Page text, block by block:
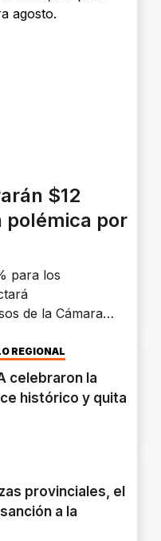
$12
polémica por
para los
de la Cámara
REGIONAL
celebraron la
histórico y quita
provinciales, el
a la